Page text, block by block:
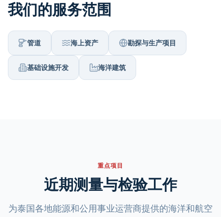
我们的服务范围
管道 海上资产 勘探与生产项目
基础设施开发 海洋建筑
重点项目
近期测量与检验工作
为泰国各地能源和公用事业运营商提供的海洋和航空